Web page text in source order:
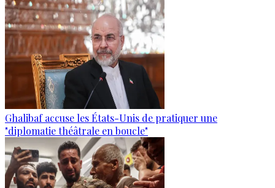
Ghalibaf accuse les États-Unis de pratiquer une
"diplomatie théâtrale en boucle"